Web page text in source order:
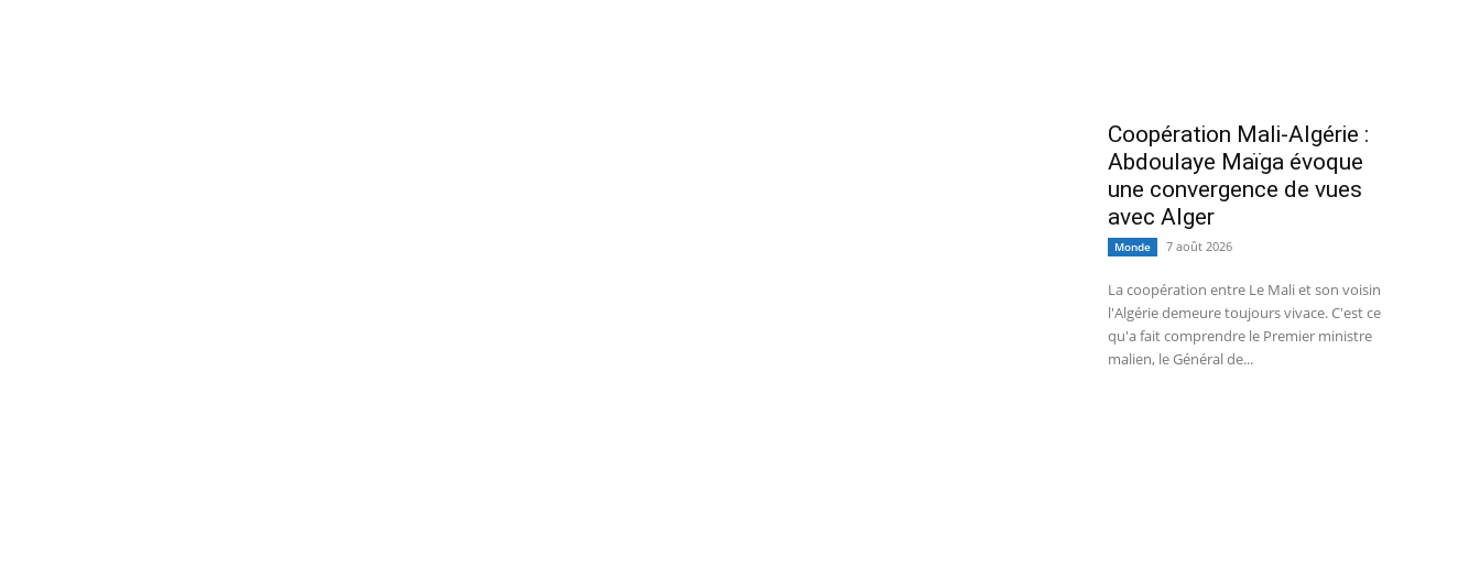
Coopération Mali-Algérie :
Abdoulaye Maïga évoque
une convergence de vues
avec Alger
Monde 7 août 2026
La coopération entre Le Mali et son voisin
l'Algérie demeure toujours vivace. C'est ce
qu'a fait comprendre le Premier ministre
malien, le Général de...